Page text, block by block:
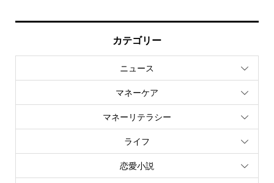
カテゴリー
ニュース
マネーケア
マネーリテラシー
ライフ
恋愛小説